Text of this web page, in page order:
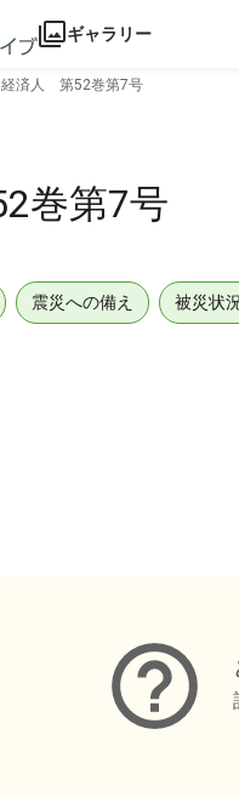
ギャラリー
経済人 第52巻第7号
巻第7号
震災への備え 被災状況